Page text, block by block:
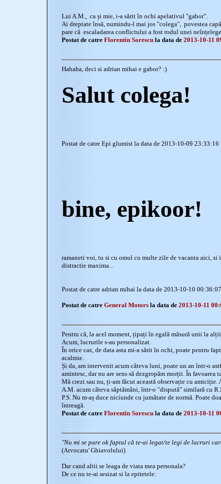
Lui A.M., ca și mie, i-a sărit în ochi apelativul "gabor".
Ai dreptate însă, numindu-l mai jos "colega", povestea
pare că escaladarea conflictului a fost rodul unei
Postat de catre Florentin Sorescu la data de 2013-10-11
Hahaha, deci si adrian mihai e gabor? :)
Salut colega!
Postat de catre Epi glumist la data de 2013-10-09 23:33:16
bine, epikoor!
ramaneti voi, tu si cu omul cu multe zile de vacanta aici,
distractie maxima...
Postat de catre adrian mihai la data de 2013-10-10 00:36:07
Postat de catre General Motors la data de 2013-10-11
Pentru că, la acel moment, țipați în egală măsură unii la
Acum, lucrurile s-au personalizat.
În orice caz, de data asta mi-a sărit în ochi, poate pentru
acalmie.
Și da, am intervenit acum câteva luni, poate un an într-o
amintesc, dar nu are sens să dezgropăm morții. În favoarea
Mă crezi sau nu, ți-am făcut această observație cu amiciție.
A.M. acum câteva săptămâni, într-o "dispută" similară cu
P.S. Nu m-aș duce niciunde cu jumătate de normă. Poate
întreagă.
Postat de catre Florentin Sorescu la data de 2013-10-11
"Nu mi se pare ok faptul că te-ai legat/te legi de lucruri
(Arvocatu' Ghiavolului)
Dar cand altii se leaga de viata mea personala?
De ce nu te-ai sesizat si la epitetele: